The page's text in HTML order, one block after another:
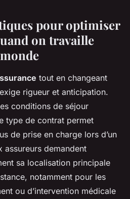
pour optimiser
on travaille
tout en changeant
rigueur et anticipation.
conditions de séjour
type de contrat permet
de prise en charge lors d’un
assureurs demandent
sa localisation principale
notamment pour les
ou d’intervention médicale